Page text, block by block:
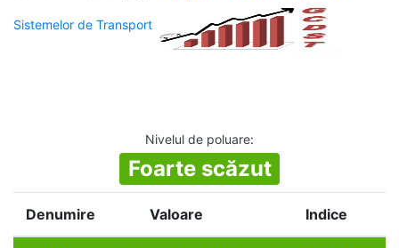
Sistemelor de Transport
Nivelul de poluare:
Foarte scăzut
Denumire Valoare Indice